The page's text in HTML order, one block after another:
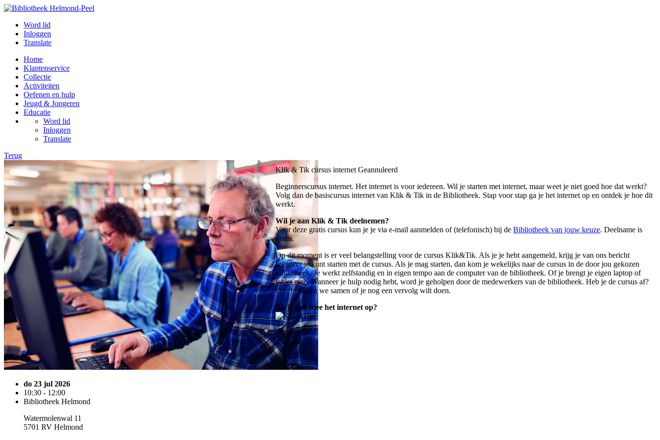
Word lid
Inloggen
Translate
Home
Klantenservice
Collectie
Activiteiten
Oefenen en hulp
Jeugd & Jongeren
Educatie
Word lid
Inloggen
Translate
Terug
do 23 jul 2026
10:30 - 12:00
Bibliotheek Helmond
Watermolenwal 11
5701 RV Helmond
Klik & Tik cursus internetGeannuleerd
Beginnerscursus internet. Het internet is voor iedereen. Wil je starten met internet, maar weet je niet goed hoe dat werkt?
Volg dan de basiscursus internet van Klik & Tik in de Bibliotheek. Stap voor stap ga je het internet op en ontdek je hoe dit
werkt.
Wil je aan Klik & Tik deelnemen?
Voor deze gratis cursus kun je jevia e-mail aanmelden of (telefonisch) bij deBibliotheek van jouw keuze. Deelname is
gratis.
Op dit moment is er veel belangstelling voor de cursus Klik&Tik. Als je je hebt aangemeld, krijg je van ons bericht
wanneer je kunt starten met de cursus. Als je mag starten, dan kom je wekelijks naar de cursus in de door jou gekozen
bibliotheek. Je werkt zelfstandig en in eigen tempo aan de computer van de bibliotheek. Of je brengt je eigen laptop of
tablet mee. Wanneer je hulp nodig hebt, word je geholpen door de medewerkers van de bibliotheek. Heb je de cursus af?
Dan bekijken we samen of je nog een vervolg wilt doen.
Ga je ook mee het internet op?